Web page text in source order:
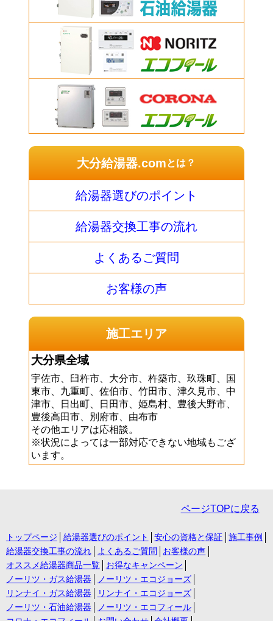
大分給湯器.comとは？
給湯器選びのポイント
給湯器交換工事の流れ
よくあるご質問
お客様の声
施工エリア
大分県全域
宇佐市、臼杵市、大分市、杵築市、玖珠町、国
東市、九重町、佐伯市、竹田市、津久見市、中
津市、日出町、日田市、姫島村、豊後大野市、
豊後高田市、別府市、由布市
その他エリアは応相談。
※状況によっては一部対応できない地域もござ
います。
ページTOPに戻る
トップページ 給湯器選びのポイント 安心の資格と保証
施工事例
給湯器交換工事の流れ
よくあるご質問
お客様の声
オススメ給湯器商品一覧
お得なキャンペーン
ノーリツ・ガス給湯器
ノーリツ・エコジョーズ
リンナイ・ガス給湯器
リンナイ・エコジョーズ
ノーリツ・石油給湯器
ノーリツ・エコフィール